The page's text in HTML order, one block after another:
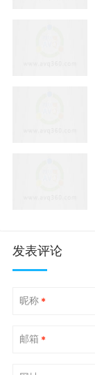
发表评论
昵称 *
邮箱 *